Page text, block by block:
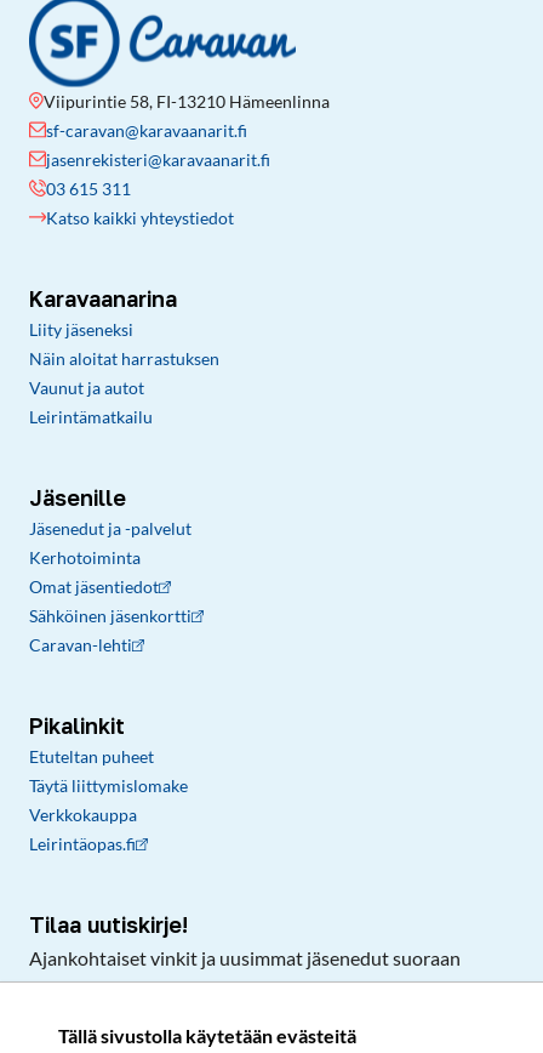
Tällä sivustolla käytetään evästeitä
Viipurintie 58, FI-13210 Hämeenlinna
sf-caravan@karavaanarit.fi
jasenrekisteri@karavaanarit.fi
03 615 311
Katso kaikki yhteystiedot
Karavaanarina
Liity jäseneksi
Näin aloitat harrastuksen
Vaunut ja autot
Leirintämatkailu
Jäsenille
Jäsenedut ja -palvelut
Kerhotoiminta
Omat jäsentiedot
Sähköinen jäsenkortti
Caravan-lehti
Pikalinkit
Etuteltan puheet
Täytä liittymislomake
Verkkokauppa
Leirintäopas.fi
Tilaa uutiskirje!
Ajankohtaiset vinkit ja uusimmat jäsenedut suoraan